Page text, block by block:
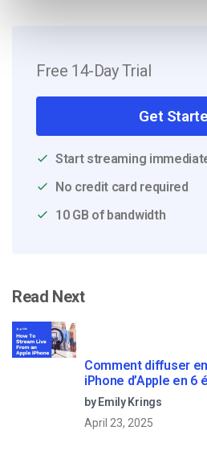
Free 14-Day Trial
Get
Start streaming
No credit card required
10 GB of bandwidth
Read Next
Comment diffuser
iPhone d’Apple en 6
by Emily Krings
April 23, 2025